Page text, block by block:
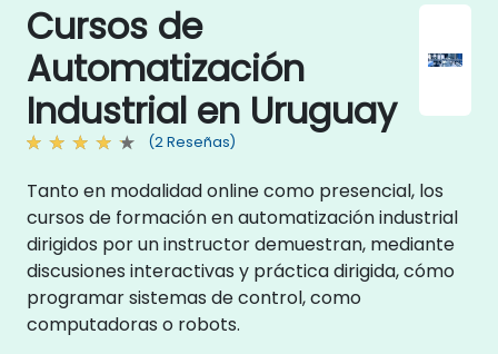
Cursos de
Automatización
Industrial en Uruguay
(2 Reseñas)
Tanto en modalidad online como presencial, los
cursos de formación en automatización industrial
dirigidos por un instructor demuestran, mediante
discusiones interactivas y práctica dirigida, cómo
programar sistemas de control, como
computadoras o robots.